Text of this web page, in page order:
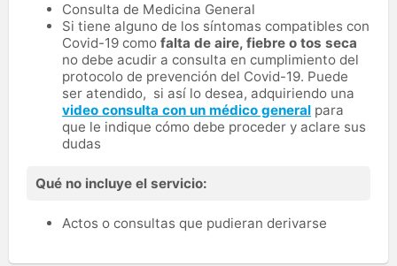
Consulta de Medicina General
Si tiene alguno de los síntomas compatibles con
Covid-19 como falta de aire, fiebre o tos seca
no debe acudir a consulta en cumplimiento del
protocolo de prevención del Covid-19. Puede
ser atendido, si así lo desea, adquiriendo una
video consulta con un médico general para
que le indique cómo debe proceder y aclare sus
dudas
Qué no incluye el servicio:
Actos o consultas que pudieran derivarse